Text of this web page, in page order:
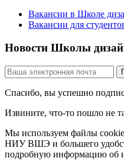
Вакансии в Школе
Вакансии для
Новости Школы
Спасибо, вы успешно
Извините, что-то пошло не
Мы используем файлы
НИУ ВШЭ и большего
подробную информацию об